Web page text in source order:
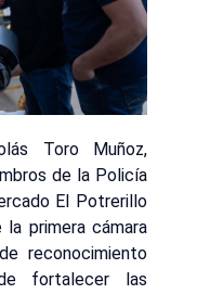
Toro Muñoz,
de la Policía
El Potrerillo
primera cámara
reconocimiento
fortalecer las